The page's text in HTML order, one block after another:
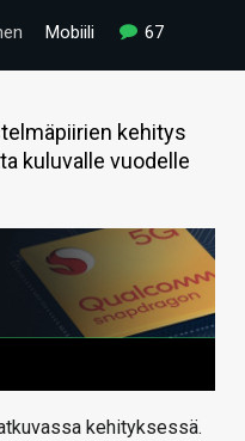
Mobiili 67
kehitys
kuluvalle vuodelle
kehityksessä.